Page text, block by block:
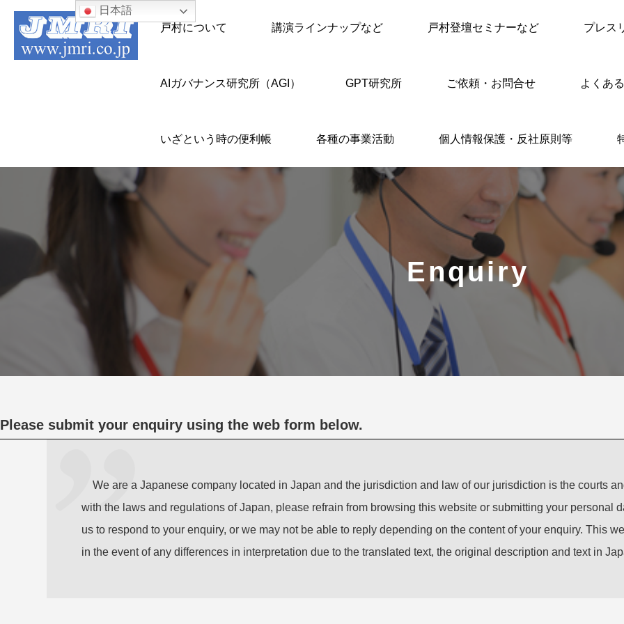
日本語
戸村について
講演ラインナップなど 戸村登壇セミナーなど プレス
AIガバナンス研究所（AGI） GPT研究所 ご依頼・お問合せ よくあ
いざという時の便利帳 各種の事業活動 個人情報保護・反社原則等
Enquiry
Please submit your enquiry using the web form below.
We are a Japanese company located in Japan and the jurisdiction and law of our jurisdiction is the courts
with the laws and regulations of Japan, please refrain from browsing this website or submitting your personal
us to respond to your enquiry, or we may not be able to reply depending on the content of your enquiry. This
in the event of any differences in interpretation due to the translated text, the original description and text in